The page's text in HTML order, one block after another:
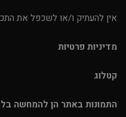
אין להעתיק ו/או לשכפל את
מדיניות פרטיות
קטלוג
התמונות באתר הן להמחשה